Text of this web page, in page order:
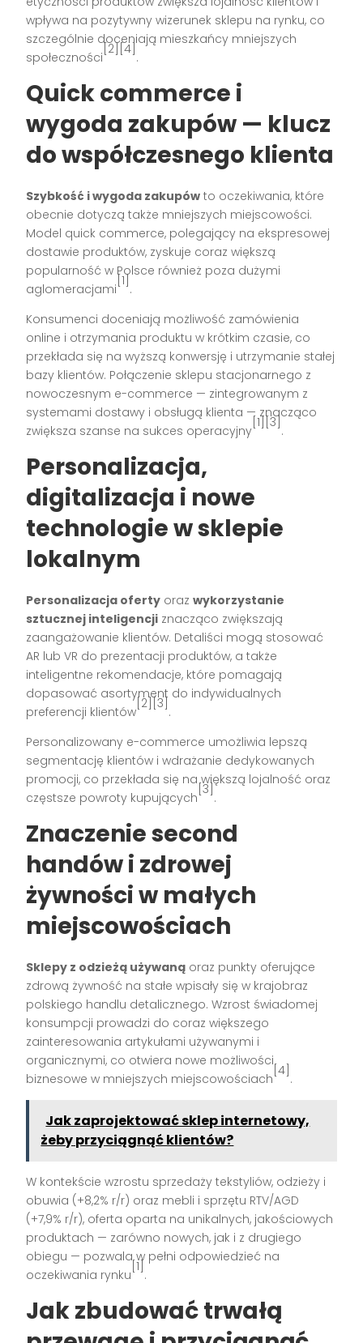
wpływa na pozytywny wizerunek sklepu na rynku, co
szczególnie doceniają mieszkańcy mniejszych
społeczności
[2][4]
.
Quick commerce i
wygoda zakupów — klucz
do współczesnego klienta
Szybkość i wygoda zakupów to oczekiwania, które
obecnie dotyczą także mniejszych miejscowości.
Model quick commerce, polegający na ekspresowej
dostawie produktów, zyskuje coraz większą
popularność w Polsce również poza dużymi
aglomeracjami
[1]
.
Konsumenci doceniają możliwość zamówienia
online i otrzymania produktu w krótkim czasie, co
przekłada się na wyższą konwersję i utrzymanie stałej
bazy klientów. Połączenie sklepu stacjonarnego z
nowoczesnym e-commerce — zintegrowanym z
systemami dostawy i obsługą klienta — znacząco
zwiększa szanse na sukces operacyjny
[1][3]
.
Personalizacja,
digitalizacja i nowe
technologie w sklepie
lokalnym
Personalizacja oferty orazwykorzystanie
sztucznej inteligencji znacząco zwiększają
zaangażowanie klientów. Detaliści mogą stosować
AR lub VR do prezentacji produktów, a także
inteligentne rekomendacje, które pomagają
dopasować asortyment do indywidualnych
preferencji klientów
[2][3]
.
Personalizowany e-commerce umożliwia lepszą
segmentację klientów i wdrażanie dedykowanych
promocji, co przekłada się na większą lojalność oraz
częstsze powroty kupujących
[3]
.
Znaczenie second
handów i zdrowej
żywności w małych
miejscowościach
Sklepy z odzieżą używaną oraz punkty oferujące
zdrową żywność na stałe wpisały się w krajobraz
polskiego handlu detalicznego. Wzrost świadomej
konsumpcji prowadzi do coraz większego
zainteresowania artykułami używanymi i
organicznymi, co otwiera nowe możliwości
biznesowe w mniejszych miejscowościach
[4]
.
Jak zaprojektować sklep internetowy,
żeby przyciągnąć klientów?
W kontekście wzrostu sprzedaży tekstyliów, odzieży i
obuwia (+8,2% r/r) oraz mebli i sprzętu RTV/AGD
(+7,9% r/r), oferta oparta na unikalnych, jakościowych
produktach — zarówno nowych, jak i z drugiego
obiegu — pozwala w pełni odpowiedzieć na
oczekiwania rynku
[1]
.
Jak zbudować trwałą